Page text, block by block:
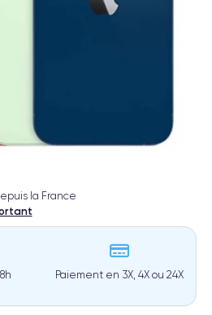
la France
Paiement en 3X, 4X ou 24X